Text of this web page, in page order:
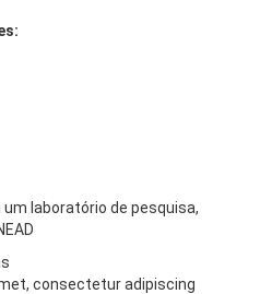
laboratório de pesquisa,
consectetur adipiscing